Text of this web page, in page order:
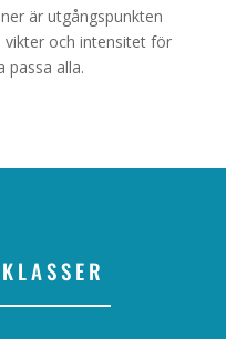
är utgångspunkten
vikter och intensitet för
passa alla.